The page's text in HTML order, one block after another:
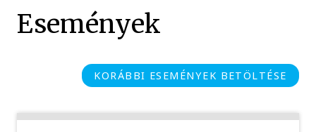
Események
KORÁBBI ESEMÉNYEK BETÖLTÉSE